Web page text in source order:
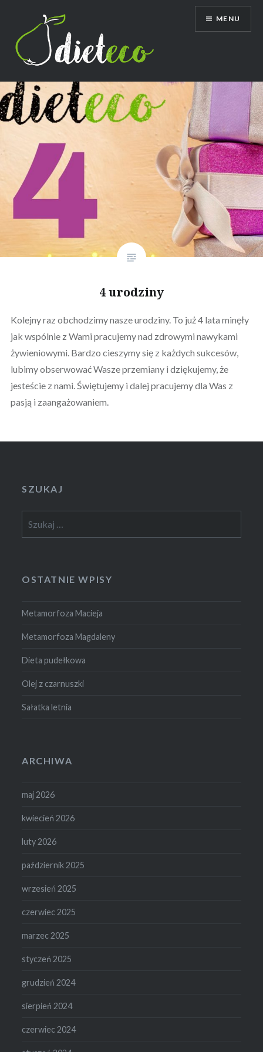
treści
Dietetyk Bydgoszcz Toruń, poradnia
dietetyczna, dietetyk dziecięcy
MENU
4 urodziny
Kolejny raz obchodzimy nasze urodziny. To już 4 lata minęły
jak wspólnie z Wami pracujemy nad zdrowymi nawykami
żywieniowymi. Bardzo cieszymy się z każdych sukcesów,
lubimy obserwować Wasze przemiany i dziękujemy, że
jesteście z nami. Świętujemy i dalej pracujemy dla Was z
pasją i zaangażowaniem.
SZUKAJ
OSTATNIE WPISY
Metamorfoza Macieja
Metamorfoza Magdaleny
Dieta pudełkowa
Olej z czarnuszki
Sałatka letnia
ARCHIWA
maj 2026
kwiecień 2026
luty 2026
październik 2025
wrzesień 2025
czerwiec 2025
marzec 2025
styczeń 2025
grudzień 2024
sierpień 2024
czerwiec 2024